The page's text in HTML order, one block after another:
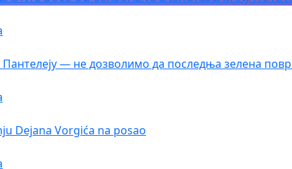
— не дозволимо да последња зелена
Dejana Vorgića na posao